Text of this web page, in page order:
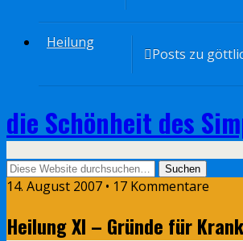
Heilung
Posts zu
die Schönheit des
14. August 2007 • 17 Kommentare
Heilung XI – Gründe für